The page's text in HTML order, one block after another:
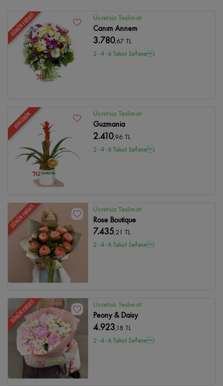
GÜNÜN FIRSATI Ücretsiz Teslimat
Canım Annem
3.780,67 TL
2 - 4 - 6 Taksit Se?enei
YENİ ÜRÜN Ücretsiz Teslimat
Guzmania
2.410,96 TL
2 - 4 - 6 Taksit Se?enei
GÜNÜN FIRSATI Ücretsiz Teslimat
Rose Boutique
7.435,21 TL
2 - 4 - 6 Taksit Se?enei
GÜNÜN FIRSATI Ücretsiz Teslimat
Peony & Daisy
4.923,18 TL
2 - 4 - 6 Taksit Se?enei